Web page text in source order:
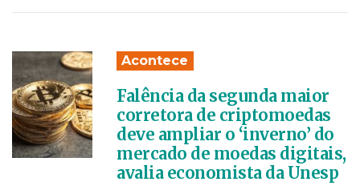
Acontece
Falência da segunda maior
corretora de criptomoedas
deve ampliar o ‘inverno’ do
mercado de moedas digitais,
avalia economista da Unesp